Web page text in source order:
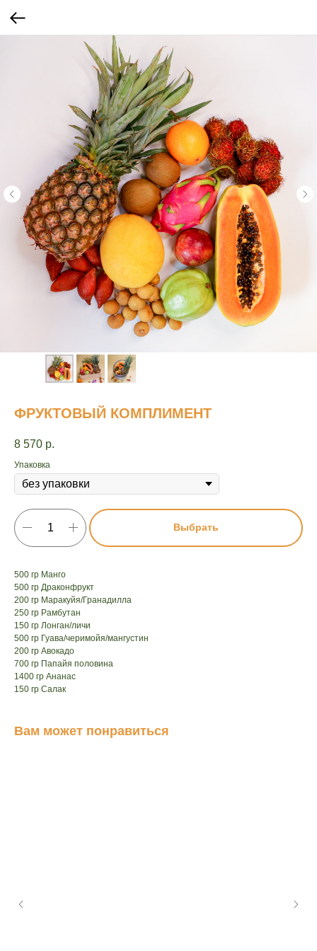
ФРУКТОВЫЙ КОМПЛИМЕНТ
8 570 р.
Упаковка
Выбрать
500 гр Манго
500 гр Драконфрукт
200 гр Маракуйя/Гранадилла
250 гр Рамбутан
150 гр Лонган/личи
500 гр Гуава/черимойя/мангустин
200 гр Авокадо
700 гр Папайя половина
1400 гр Ананас
150 гр Салак
Вам может понравиться